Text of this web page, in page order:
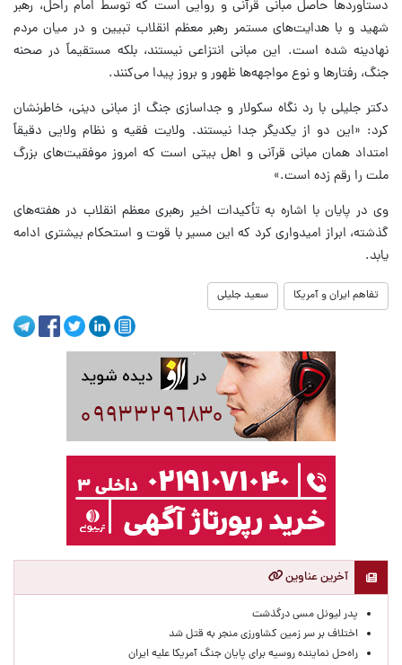
دستاوردها حاصل مبانی قرآنی و روایی است که توسط امام راحل، رهبر
شهید و با هدایت‌های مستمر رهبر معظم انقلاب تبیین و در میان مردم
نهادینه شده است. این مبانی انتزاعی نیستند، بلکه مستقیماً در صحنه
جنگ، رفتارها و نوع مواجهه‌ها ظهور و بروز پیدا می‌کنند.
دکتر جلیلی با رد نگاه سکولار و جداسازی جنگ از مبانی دینی، خاطرنشان
کرد: «این دو از یکدیگر جدا نیستند. ولایت فقیه و نظام ولایی دقیقاً
امتداد همان مبانی قرآنی و اهل بیتی است که امروز موفقیت‌های بزرگ
ملت را رقم زده است.»
وی در پایان با اشاره به تأکیدات اخیر رهبری معظم انقلاب در هفته‌های
گذشته، ابراز امیدواری کرد که این مسیر با قوت و استحکام بیشتری ادامه
یابد.
تفاهم ایران و آمریکا سعید جلیلی
آخرین عناوین
پدر لیونل مسی درگذشت
اختلاف بر سر زمین کشاورزی منجر به قتل شد
راه‌حل نماینده روسیه برای پایان جنگ آمریکا علیه ایران